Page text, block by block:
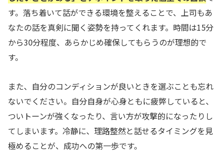
す。落ち着いて話ができる環境を整えることで、上司もあ
なたの話を真剣に聞く姿勢を持ってくれます。時間は15分
から30分程度、あらかじめ確保してもらうのが理想的で
す。
また、自分のコンディションが良いときを選ぶことも忘れ
ないでください。自分自身が心身ともに疲弊していると、
ついトーンが強くなったり、言い方が攻撃的になったりし
てしまいます。冷静に、理路整然と話せるタイミングを見
極めることが、成功への第一歩です。